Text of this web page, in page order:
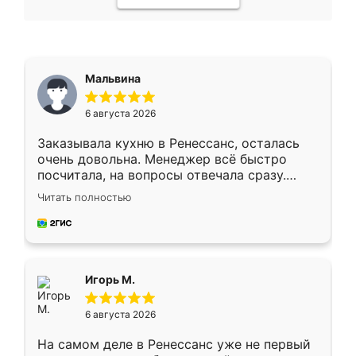
Мальвина
6 августа 2026
Заказывала кухню в Ренессанс, осталась
очень довольна. Менеджер всё быстро
посчитала, на вопросы отвечала сразу.
Замерщик приехал в субботу, подошёл к
делу со всей ответственностью. Собрали
за день, ребята работали аккуратно, даже
Читать полностью
Игорь М.
6 августа 2026
На самом деле в Ренессанс уже не первый